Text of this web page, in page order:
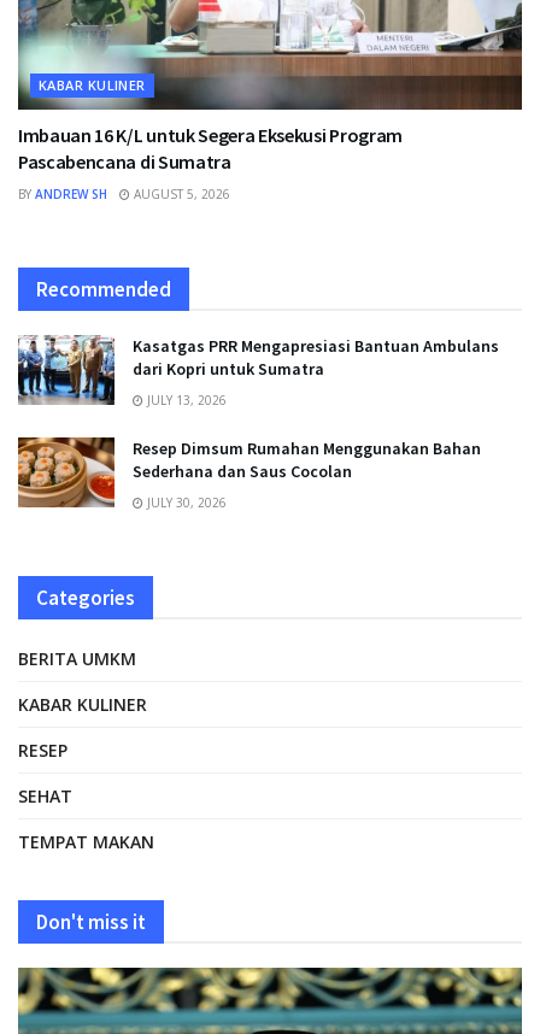
KABAR KULINER
Imbauan 16 K/L untuk Segera Eksekusi Program
Pascabencana di Sumatra
BY ANDREW SH AUGUST 5, 2026
Recommended
Kasatgas PRR Mengapresiasi Bantuan Ambulans
dari Kopri untuk Sumatra
JULY 13, 2026
Resep Dimsum Rumahan Menggunakan Bahan
Sederhana dan Saus Cocolan
JULY 30, 2026
Categories
BERITA UMKM
KABAR KULINER
RESEP
SEHAT
TEMPAT MAKAN
Don't miss it